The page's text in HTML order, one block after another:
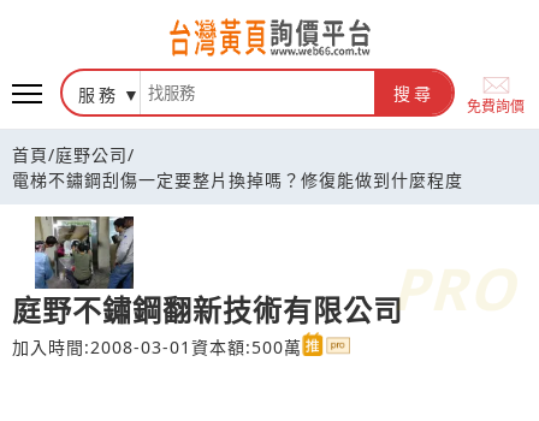
台灣黃頁詢價平台
服務 搜尋
免費詢價
首頁/庭野公司/
電梯不鏽鋼刮傷一定要整片換掉嗎？修復能做到什麼程度
庭野不鏽鋼翻新技術有限公司
加入時間:2008-03-01 資本額:500萬